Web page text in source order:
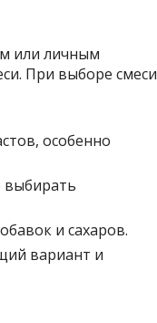
или личным
При выборе смеси
особенно
выбирать
и сахаров.
вариант и